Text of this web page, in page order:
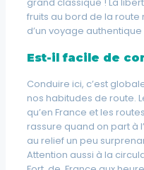
grand classique ! La
fruits au bord de la route
d’un voyage
Est-il facile de
Conduire ici, c’est
nos habitudes de route.
qu’en France et les
rassure quand on part à
au relief un peu
Attention aussi à la